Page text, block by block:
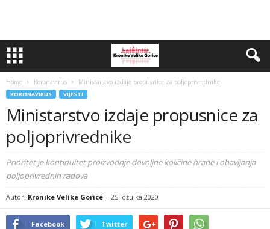
Home Koronavirus Ministarstvo izdaje propusnice za poljoprivrednike
KORONAVIRUS VIJESTI
Ministarstvo izdaje propusnice za
poljoprivrednike
Prioritet je kontinuitet proizvodnje dovoljne količine hrane i obavljanja
poljoprivrednih radova
Autor: Kronike Velike Gorice - 25. ožujka 2020
Facebook Twitter